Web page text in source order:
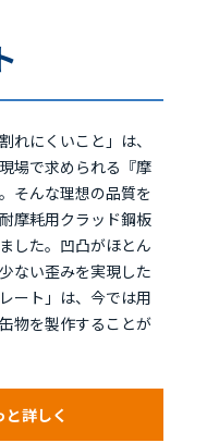
れにくいこと」は、
場で求められる『摩
そんな理想の品質を
摩耗用クラッド鋼板
した。凹凸がほとん
ない歪みを実現した
ート」は、今では用
物を製作することが
と詳しく